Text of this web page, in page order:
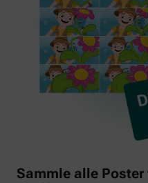
Sammle alle